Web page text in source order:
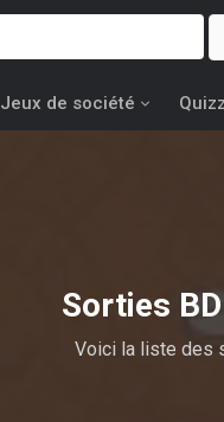
Jeux de société Quizz
Sorties
Voici la liste des